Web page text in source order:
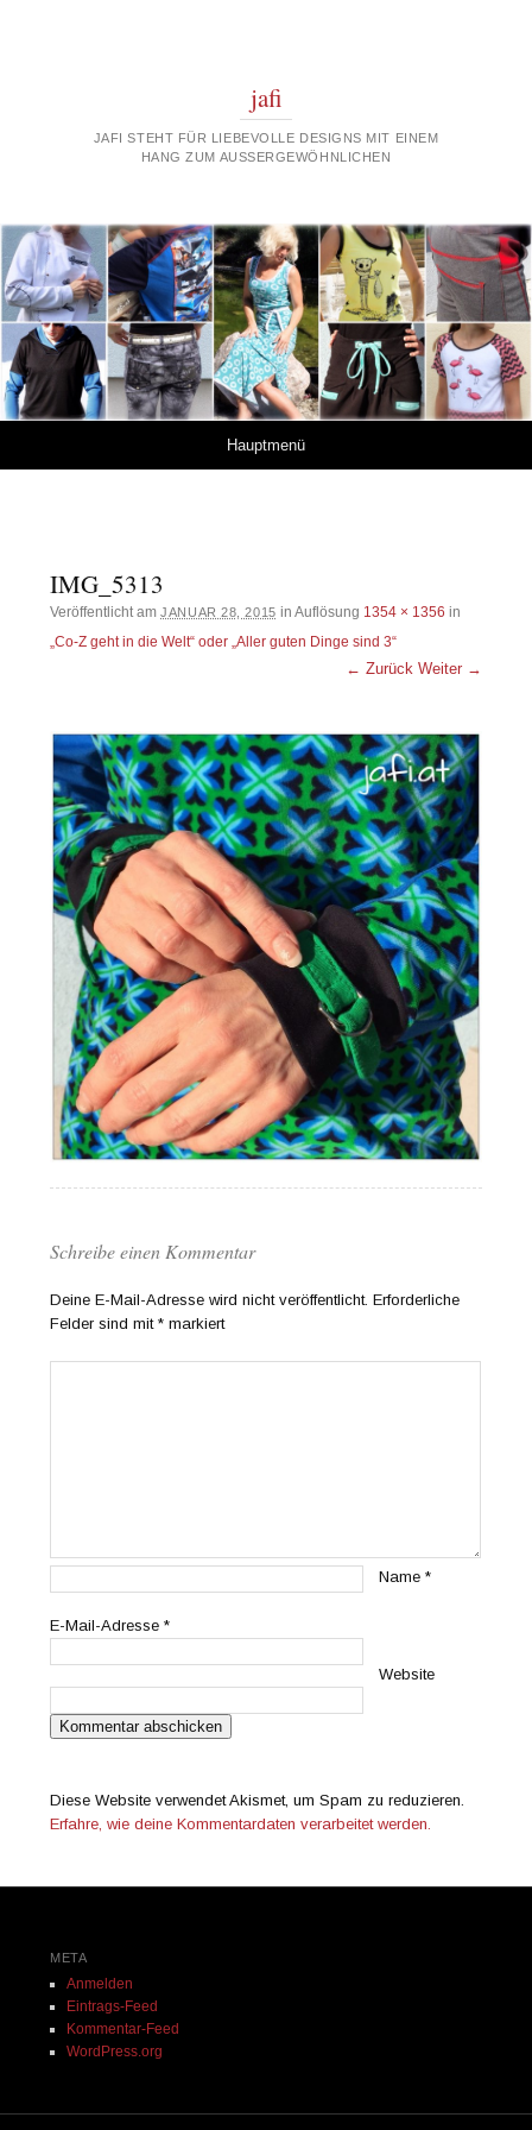
jafi
JAFI STEHT FÜR LIEBEVOLLE DESIGNS MIT EINEM
HANG ZUM AUSSERGEWÖHNLICHEN
Hauptmenü
IMG_5313
Veröffentlicht amJANUAR 28, 2015 in Auflösung 1354 × 1356 in
„Co-Z geht in die Welt“ oder „Aller guten Dinge sind 3“
← Zurück Weiter →
Schreibe einen Kommentar
Deine E-Mail-Adresse wird nicht veröffentlicht. Erforderliche
Felder sind mit* markiert
Name*
E-Mail-Adresse*
Website
Diese Website verwendet Akismet, um Spam zu reduzieren.
Erfahre, wie deine Kommentardaten verarbeitet werden.
META
Anmelden
Eintrags-Feed
Kommentar-Feed
WordPress.org